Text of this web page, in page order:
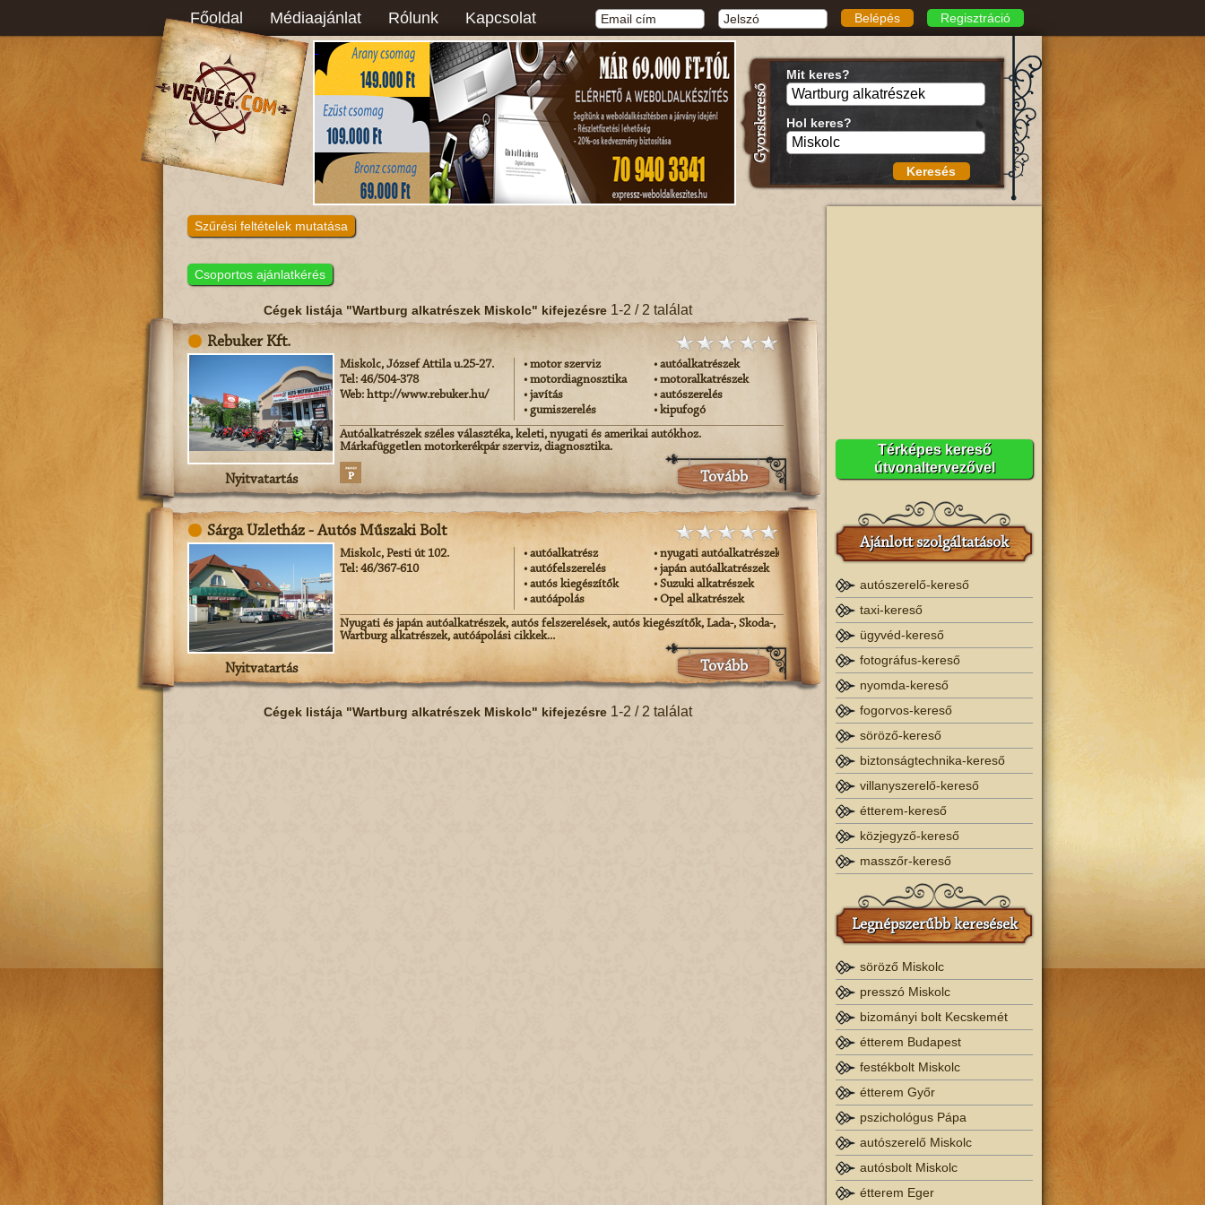
Főoldal Médiaajánlat Rólunk Kapcsolat Regisztráció
Belépés
Mit keres?
Hol keres?
Keresés
Szűrési feltételek mutatása
Csoportos ajánlatkérés
Cégek listája "Wartburg alkatrészek Miskolc" kifejezésre1-2 / 2 találat
Rebuker Kft.
Nyitvatartás
Miskolc, József Attila u.25-27.
Tel: 46/504-378
Web: http://www.rebuker.hu/
• motor szerviz
• motordiagnosztika
• javítás
• gumiszerelés
• autóalkatrészek
• motoralkatrészek
• autószerelés
• kipufogó
Autóalkatrészek széles választéka, keleti, nyugati és amerikai autókhoz.
Márkafüggetlen motorkerékpár szerviz, diagnosztika.
Tovább
Sárga Üzletház - Autós Műszaki Bolt
Nyitvatartás
Miskolc, Pesti út 102.
Tel: 46/367-610
• autóalkatrész
• autófelszerelés
• autós kiegészítők
• autóápolás
• nyugati autóalkatrészek
• japán autóalkatrészek
• Suzuki alkatrészek
• Opel alkatrészek
Nyugati és japán autóalkatrészek, autós felszerelések, autós kiegészítők, Lada-, Skoda-,
Wartburg alkatrészek, autóápolási cikkek...
Tovább
Cégek listája "Wartburg alkatrészek Miskolc" kifejezésre1-2 / 2 találat
Térképes kereső
útvonaltervezővel
Ajánlott szolgáltatások
autószerelő-kereső
taxi-kereső
ügyvéd-kereső
fotográfus-kereső
nyomda-kereső
fogorvos-kereső
söröző-kereső
biztonságtechnika-kereső
villanyszerelő-kereső
étterem-kereső
közjegyző-kereső
masszőr-kereső
Legnépszerűbb keresések
söröző Miskolc
presszó Miskolc
bizományi bolt Kecskemét
étterem Budapest
festékbolt Miskolc
étterem Győr
pszichológus Pápa
autószerelő Miskolc
autósbolt Miskolc
étterem Eger